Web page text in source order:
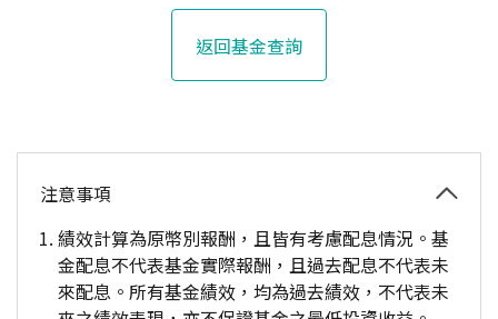
返回基金查詢
注意事項
績效計算為原幣別報酬，且皆有考慮配息情況。基
金配息不代表基金實際報酬，且過去配息不代表未
來配息。所有基金績效，均為過去績效，不代表未